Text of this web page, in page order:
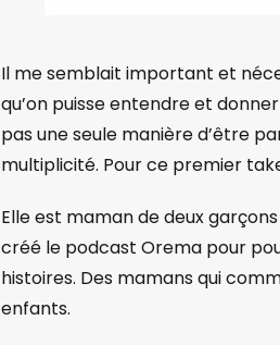
Il me semblait important et
qu’on puisse entendre et
pas une seule manière d’être
multiplicité. Pour ce premier
Elle est maman de deux
créé le podcast Orema pour
histoires. Des mamans qui
enfants.